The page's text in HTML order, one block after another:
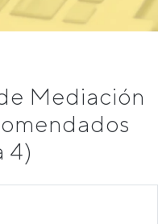
Mediación
4)